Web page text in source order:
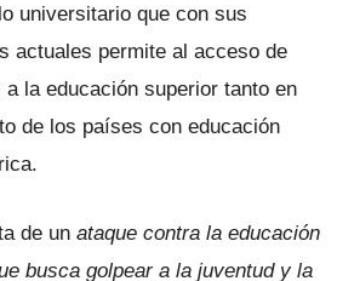
universitario que con sus
actuales permite al acceso de
la educación superior tanto en
de los países con educación
de un ataque contra la educación
busca golpear a la juventud y la